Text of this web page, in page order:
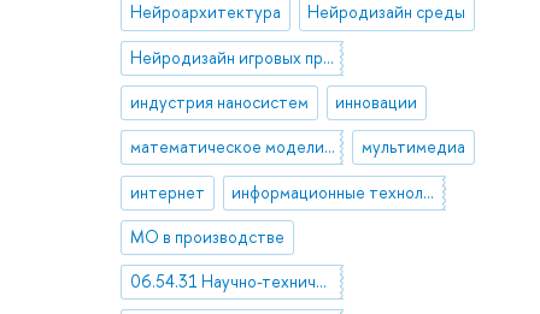
Нейроархитектура Нейродизайн среды
Нейродизайн игровых пространств
индустрия наносистем инновации
математическое моделирование мультимедиа
интернет информационные технологии
МО в производстве
06.54.31 Научно-технический прогресс. Новые технологии. Нововведения. Исследования и разработки